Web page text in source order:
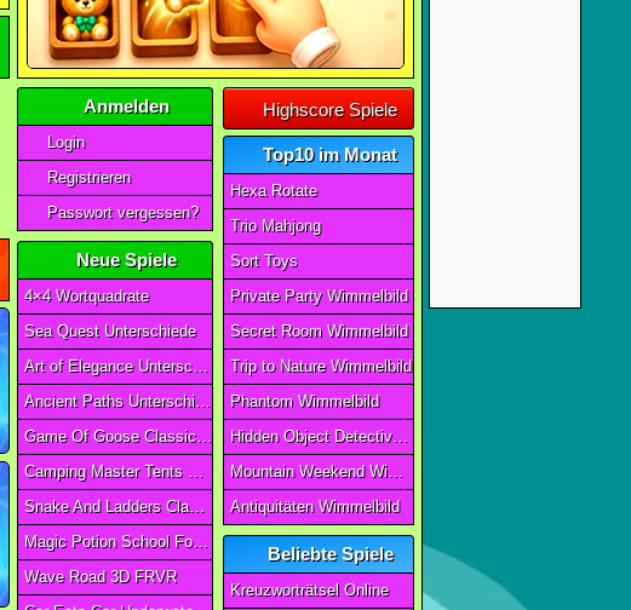
Anmelden
Login
Registrieren
Passwort vergessen?
Neue Spiele
4×4 Wortquadrate
Sea Quest Unterschiede
Art of Elegance Unterschiede
Ancient Paths Unterschiede
Game Of Goose Classic Edition
Camping Master Tents & Trees
Snake And Ladders Classic
Magic Potion School For Witch
Wave Road 3D FRVR
Highscore Spiele
Top10 im Monat
Hexa Rotate
Trio Mahjong
Sort Toys
Private Party Wimmelbild
Secret Room Wimmelbild
Trip to Nature Wimmelbild
Phantom Wimmelbild
Hidden Object Detective Story
Mountain Weekend Wimmelbild
Antiquitäten Wimmelbild
Beliebte Spiele
Kreuzworträtsel Online